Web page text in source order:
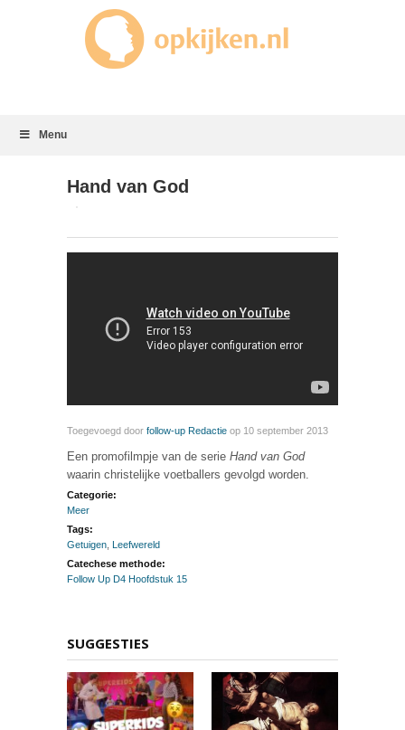
Menu
Hand van God
Toegevoegd door follow-up Redactie op 10 september 2013
Een promofilmpje van de serie Hand van God
waarin christelijke voetballers gevolgd worden.
Categorie:
Meer
Tags:
Getuigen Leefwereld
Catechese methode:
Follow Up D4 Hoofdstuk 15
SUGGESTIES